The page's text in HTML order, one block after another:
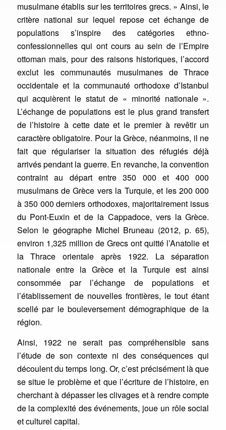
musulmane établis sur les territoires grecs. » Ainsi, le
critère national sur lequel repose cet échange de
populations s’inspire des catégories ethno-
confessionnelles qui ont cours au sein de l’Empire
ottoman mais, pour des raisons historiques, l’accord
exclut les communautés musulmanes de Thrace
occidentale et la communauté orthodoxe d’Istanbul
qui acquièrent le statut de « minorité nationale ».
L’échange de populations est le plus grand transfert
de l’histoire à cette date et le premier à revêtir un
caractère obligatoire. Pour la Grèce, néanmoins, il ne
fait que régulariser la situation des réfugiés déjà
arrivés pendant la guerre. En revanche, la convention
contraint au départ entre 350 000 et 400 000
musulmans de Grèce vers la Turquie, et les 200 000
à 350 000 derniers orthodoxes, majoritairement issus
du Pont-Euxin et de la Cappadoce, vers la Grèce.
Selon le géographe Michel Bruneau (2012, p. 65),
environ 1,325 million de Grecs ont quitté l’Anatolie et
la Thrace orientale après 1922. La séparation
nationale entre la Grèce et la Turquie est ainsi
consommée par l’échange de populations et
l’établissement de nouvelles frontières, le tout étant
scellé par le bouleversement démographique de la
région.
Ainsi, 1922 ne serait pas compréhensible sans
l’étude de son contexte ni des conséquences qui
découlent du temps long. Or, c’est précisément là que
se situe le problème et que l’écriture de l’histoire, en
cherchant à dépasser les clivages et à rendre compte
de la complexité des événements, joue un rôle social
et culturel capital.